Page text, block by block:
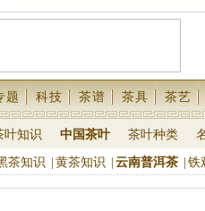
题 科技 茶谱 茶具 茶艺
叶知识 中国茶叶 茶叶种类
茶知识 黄茶知识 云南普洱茶 铁